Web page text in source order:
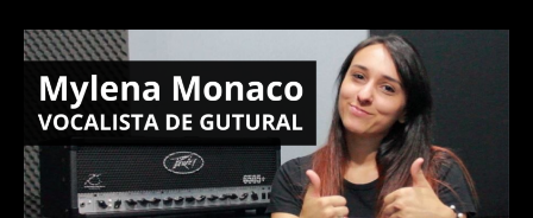
Mylena
Monaco
(Sinaya)
–
Técnica
Vocal
Gutural